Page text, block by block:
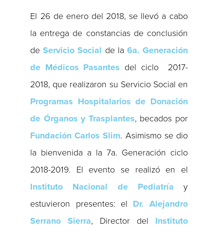
El 26 de enero del 2018, se llevó a cabo
la entrega de constancias de conclusión
deServicio Social de la 6a. Generación
de Médicos Pasantes del ciclo 2017-
2018, que realizaron su Servicio Social en
Programas Hospitalarios de Donación
de Órganos y Trasplantes, becados por
Fundación Carlos Slim. Asimismo se dio
la bienvenida a la 7a. Generación ciclo
2018-2019. El evento se realizó en el
Instituto Nacional de Pediatría y
estuvieron presentes: el Dr. Alejandro
Serrano Sierra, Director del Instituto